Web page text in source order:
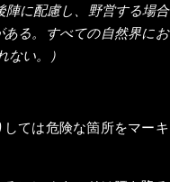
に配慮し、野営する場
る。すべての自然界に
い。）
ては危険な箇所をマー